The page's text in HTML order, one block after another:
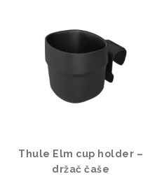
Thule Elm cup holder –
držač čaše